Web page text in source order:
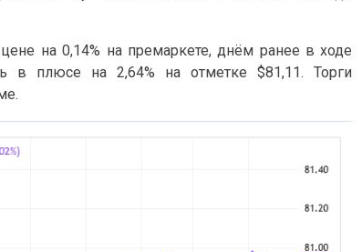
на 0,14% на премаркете, днём ранее в ходе
в плюсе на 2,64% на отметке $81,11. Торги